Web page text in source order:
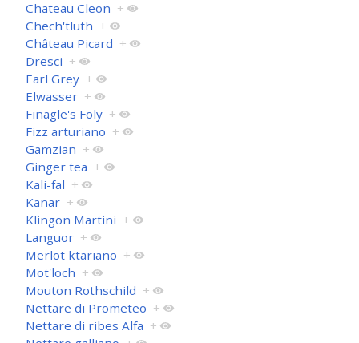
Chateau Cleon +
Chech'tluth +
Château Picard +
Dresci +
Earl Grey +
Elwasser +
Finagle's Foly +
Fizz arturiano +
Gamzian +
Ginger tea +
Kali-fal +
Kanar +
Klingon Martini +
Languor +
Merlot ktariano +
Mot'loch +
Mouton Rothschild +
Nettare di Prometeo +
Nettare di ribes Alfa +